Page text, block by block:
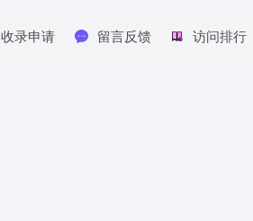
收录申请 留言反馈 访问排行